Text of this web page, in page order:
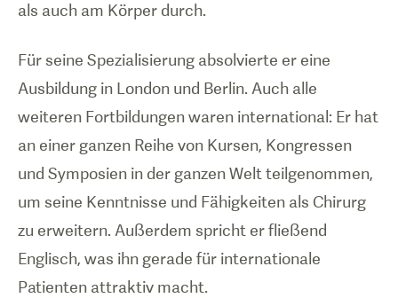
als auch am Körper durch.
Für seine Spezialisierung absolvierte er eine
Ausbildung in London und Berlin. Auch alle
weiteren Fortbildungen waren international: Er hat
an einer ganzen Reihe von Kursen, Kongressen
und Symposien in der ganzen Welt teilgenommen,
um seine Kenntnisse und Fähigkeiten als Chirurg
zu erweitern. Außerdem spricht er fließend
Englisch, was ihn gerade für internationale
Patienten attraktiv macht.